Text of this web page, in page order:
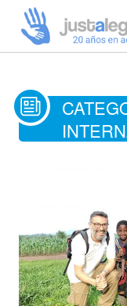
Misión y Visión
Organización y
Cooperación al
Ayuda